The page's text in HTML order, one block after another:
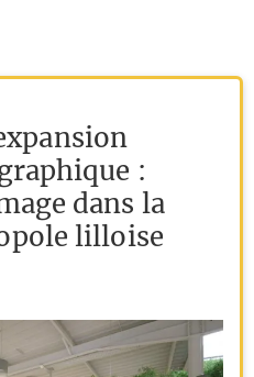
:
dans la
lilloise